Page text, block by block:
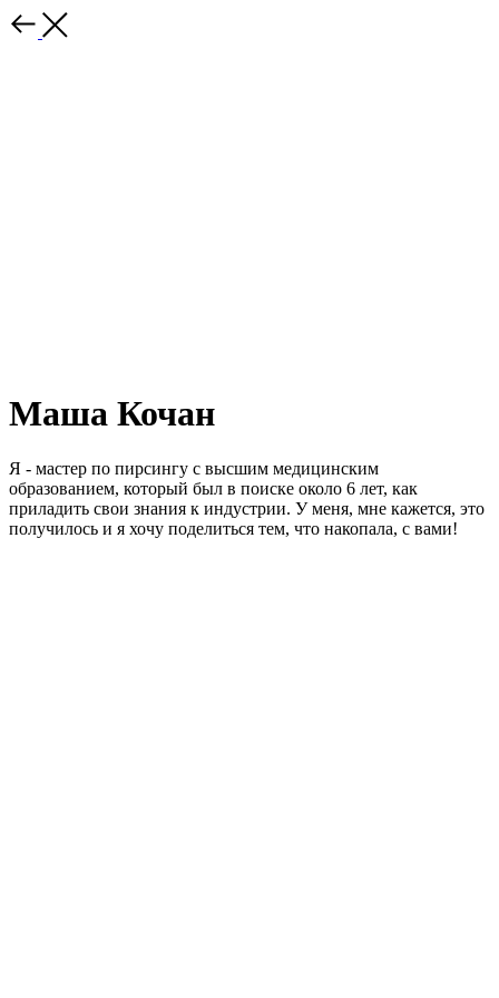
Маша Кочан
Я - мастер по пирсингу с высшим медицинским
образованием, который был в поиске около 6 лет, как
приладить свои знания к индустрии. У меня, мне кажется, это
получилось и я хочу поделиться тем, что накопала, с вами!